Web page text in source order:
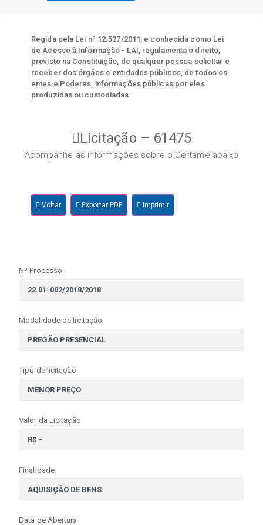
Regida pela Lei nº 12.527/2011, e conhecida como Lei
de Acesso à Informação - LAI, regulamenta o direito,
previsto na Constituição, de qualquer pessoa solicitar e
receber dos órgãos e entidades públicos, de todos os
entes e Poderes, informações públicas por eles
produzidas ou custodiadas.
Licitação – 61475
Acompanhe as informações sobre o Certame abaixo
Voltar Exportar PDF Imprimir
Nº Processo
Modalidade de licitação
Tipo de licitação
Valor da Licitação
Finalidade
Data de Abertura